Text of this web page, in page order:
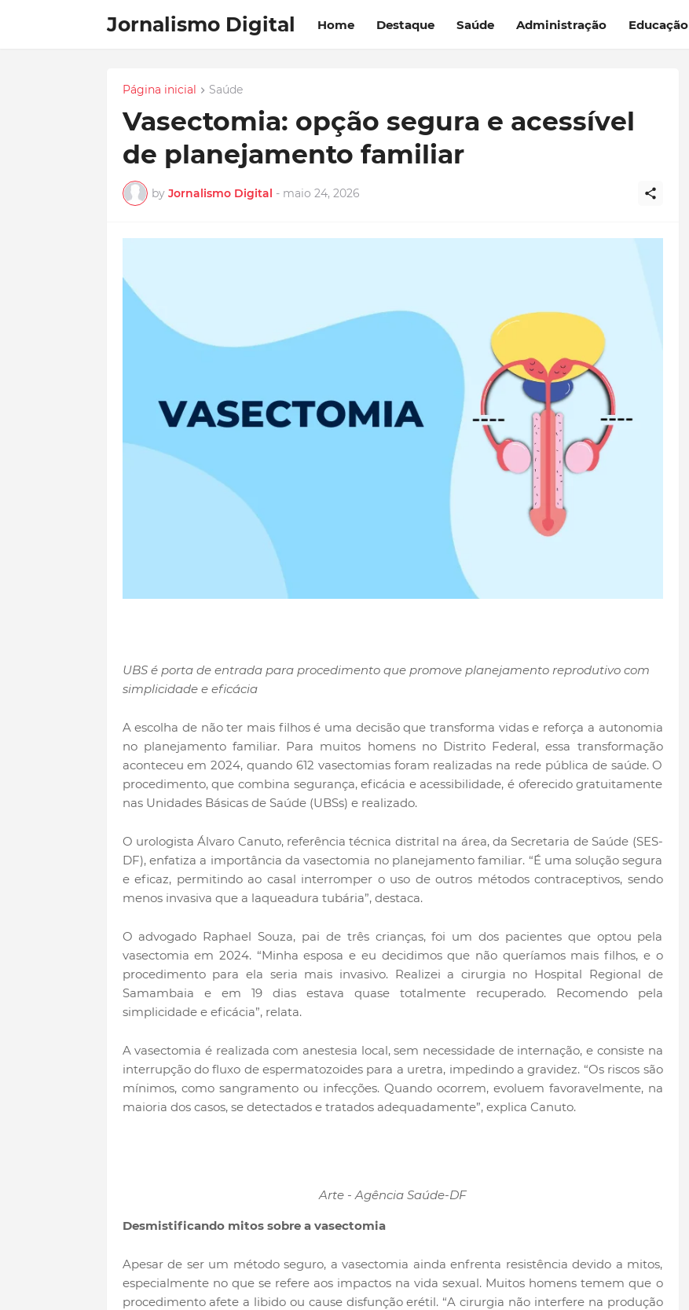
Jornalismo Digital Home Destaque Saúde Administração Educação
Página inicial Saúde
Vasectomia: opção segura e acessível
de planejamento familiar
by Jornalismo Digital - maio 24, 2026
UBS é porta de entrada para procedimento que promove planejamento reprodutivo com
simplicidade e eficácia
A escolha de não ter mais filhos é uma decisão que transforma vidas e reforça a autonomia
no planejamento familiar. Para muitos homens no Distrito Federal, essa transformação
aconteceu em 2024, quando 612 vasectomias foram realizadas na rede pública de saúde. O
procedimento, que combina segurança, eficácia e acessibilidade, é oferecido gratuitamente
nas Unidades Básicas de Saúde (UBSs) e realizado.
O urologista Álvaro Canuto, referência técnica distrital na área, da Secretaria de Saúde (SES-
DF), enfatiza a importância da vasectomia no planejamento familiar. “É uma solução segura
e eficaz, permitindo ao casal interromper o uso de outros métodos contraceptivos, sendo
menos invasiva que a laqueadura tubária”, destaca.
O advogado Raphael Souza, pai de três crianças, foi um dos pacientes que optou pela
vasectomia em 2024. “Minha esposa e eu decidimos que não queríamos mais filhos, e o
procedimento para ela seria mais invasivo. Realizei a cirurgia no Hospital Regional de
Samambaia e em 19 dias estava quase totalmente recuperado. Recomendo pela
simplicidade e eficácia”, relata.
A vasectomia é realizada com anestesia local, sem necessidade de internação, e consiste na
interrupção do fluxo de espermatozoides para a uretra, impedindo a gravidez. “Os riscos são
mínimos, como sangramento ou infecções. Quando ocorrem, evoluem favoravelmente, na
maioria dos casos, se detectados e tratados adequadamente”, explica Canuto.
Arte - Agência Saúde-DF
Desmistificando mitos sobre a vasectomia
Apesar de ser um método seguro, a vasectomia ainda enfrenta resistência devido a mitos,
especialmente no que se refere aos impactos na vida sexual. Muitos homens temem que o
procedimento afete a libido ou cause disfunção erétil. “A cirurgia não interfere na produção